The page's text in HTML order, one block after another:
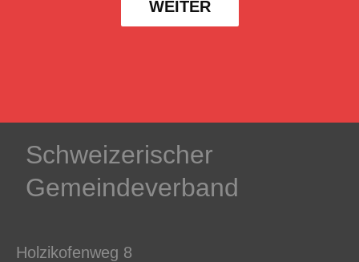
WEITER
Schweizerischer
Gemeindeverband
Holzikofenweg 8